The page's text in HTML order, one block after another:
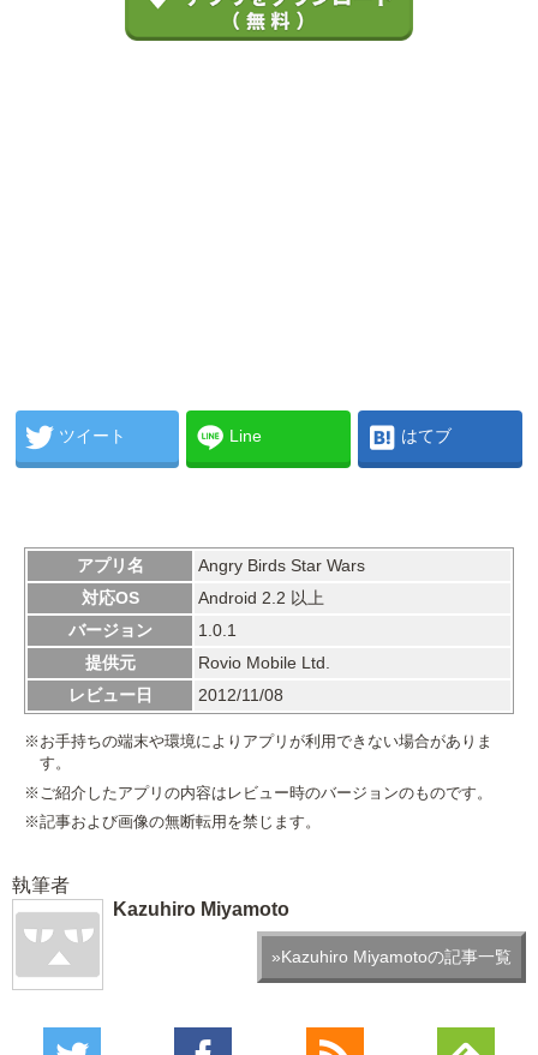
ツイート Line はてブ
アプリ名
Angry Birds Star Wars
対応OS
Android 2.2 以上
バージョン
1.0.1
提供元
Rovio Mobile Ltd.
レビュー日
2012/11/08
※お手持ちの端末や環境によりアプリが利用できない場合がありま
す。
※ご紹介したアプリの内容はレビュー時のバージョンのものです。
※記事および画像の無断転用を禁じます。
執筆者
Kazuhiro Miyamoto
»Kazuhiro Miyamotoの記事一覧